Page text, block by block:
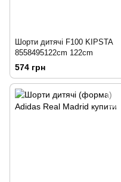
Шорти дитячі F100 KIPSTA
8558495122cm 122cm
574 грн